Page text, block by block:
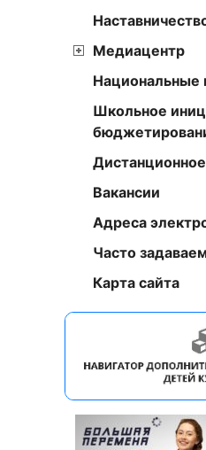
Медиацентр
Национальные
Школьное
Вакансии
Адреса
Часто
Карта сайта